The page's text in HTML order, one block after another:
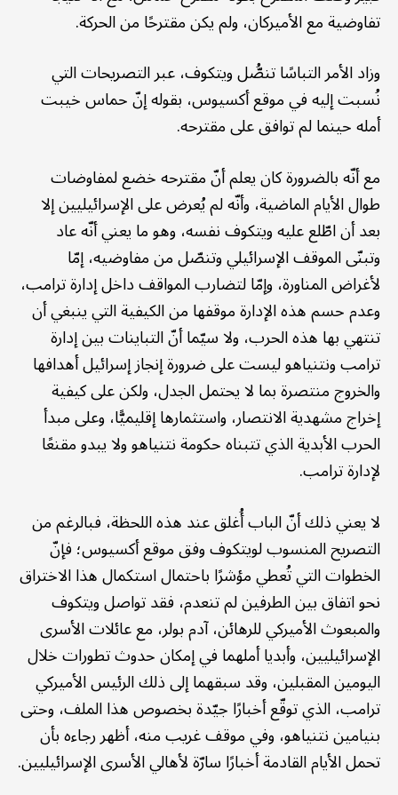
تفاوضية مع الأميركان، ولم يكن مقترحًا من الحركة.
وزاد الأمر التباسًا تنصُّل ويتكوف، عبر التصريحات التي
نُسبت إليه في موقع أكسيوس، بقوله إنّ حماس خيبت
أمله حينما لم توافق على مقترحه.
مع أنّه بالضرورة كان يعلم أنّ مقترحه خضع لمفاوضات
طوال الأيام الماضية، وأنّه لم يُعرض على الإسرائيليين إلا
بعد أن اطّلع عليه ويتكوف نفسه، وهو ما يعني أنّه عاد
وتبنّى الموقف الإسرائيلي وتنصّل من مفاوضيه، إمّا
لأغراض المناورة، وإمّا لتضارب المواقف داخل إدارة ترامب،
وعدم حسم هذه الإدارة موقفها من الكيفية التي ينبغي أن
تنتهي بها هذه الحرب، ولا سيّما أنّ التباينات بين إدارة
ترامب ونتنياهو ليست على ضرورة إنجاز إسرائيل أهدافها
والخروج منتصرة بما لا يحتمل الجدل، ولكن على كيفية
إخراج مشهدية الانتصار، واستثمارها إقليميًّا، وعلى مبدأ
الحرب الأبدية الذي تتبناه حكومة نتنياهو ولا يبدو مقنعًا
لإدارة ترامب.
لا يعني ذلك أنّ الباب أُغلق عند هذه اللحظة، فبالرغم من
التصريح المنسوب لويتكوف وفق موقع أكسيوس؛ فإنّ
الخطوات التي تُعطي مؤشرًا باحتمال استكمال هذا الاختراق
نحو اتفاق بين الطرفين لم تنعدم، فقد تواصل ويتكوف
والمبعوث الأميركي للرهائن، آدم بولر، مع عائلات الأسرى
الإسرائيليين، وأبديا أملهما في إمكان حدوث تطورات خلال
اليومين المقبلين، وقد سبقهما إلى ذلك الرئيس الأميركي
ترامب، الذي توقّع أخبارًا جيّدة بخصوص هذا الملف، وحتى
بنيامين نتنياهو، وفي موقف غريب منه، أظهر رجاءه بأن
تحمل الأيام القادمة أخبارًا سارّة لأهالي الأسرى الإسرائيليين.